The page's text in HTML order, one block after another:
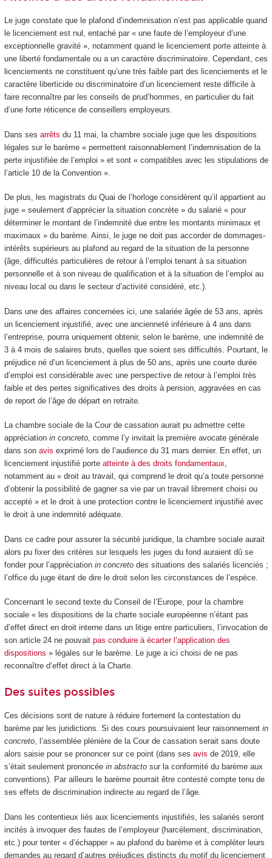
Le juge constate que le plafond d’indemnisation n’est pas applicable quand
le licenciement est nul, entaché par « une faute de l’employeur d’une
exceptionnelle gravité », notamment quand le licenciement porte atteinte à
une liberté fondamentale ou a un caractère discriminatoire. Cependant, ces
licenciements ne constituent qu’une très faible part des licenciements et le
caractère liberticide ou discriminatoire d’un licenciement reste difficile à
faire reconnaître par les conseils de prud’hommes, en particulier du fait
d’une forte réticence de conseillers employeurs.
Dans ses arrêts du 11 mai, la chambre sociale juge que les dispositions
légales sur le barème « permettent raisonnablement l’indemnisation de la
perte injustifiée de l’emploi » et sont « compatibles avec les stipulations de
l’article 10 de la Convention ».
De plus, les magistrats du Quai de l’horloge considèrent qu’il appartient au
juge « seulement d’apprécier la situation concrète » du salarié « pour
déterminer le montant de l’indemnité due entre les montants minimaux et
maximaux » du barème. Ainsi, le juge ne doit pas accorder de dommages-
intérêts supérieurs au plafond au regard de la situation de la personne
(âge, difficultés particulières de retour à l’emploi tenant à sa situation
personnelle et à son niveau de qualification et à la situation de l’emploi au
niveau local ou dans le secteur d’activité considéré, etc.).
Dans une des affaires concernées ici, une salariée âgée de 53 ans, après
un licenciement injustifié, avec une ancienneté inférieure à 4 ans dans
l’entreprise, pourra uniquement obtenir, selon le barème, une indemnité de
3 à 4 mois de salaires bruts, quelles que soient ses difficultés. Pourtant, le
préjudice né d’un licenciement à plus de 50 ans, après une courte durée
d’emploi est considérable avec une perspective de retour à l’emploi très
faible et des pertes significatives des droits à pension, aggravées en cas
de report de l’âge de départ en retraite.
La chambre sociale de la Cour de cassation aurait pu admettre cette
appréciation in concreto, comme l’y invitait la première avocate générale
dans son avis exprimé lors de l’audience du 31 mars dernier. En effet, un
licenciement injustifié porte atteinte à des droits fondamentaux,
notamment au « droit au travail, qui comprend le droit qu’a toute personne
d’obtenir la possibilité de gagner sa vie par un travail librement choisi ou
accepté » et le droit à une protection contre le licenciement injustifié avec
le droit à une indemnité adéquate.
Dans ce cadre pour assurer la sécurité juridique, la chambre sociale aurait
alors pu fixer des critères sur lesquels les juges du fond auraient dû se
fonder pour l’appréciation in concretodes situations des salariés licenciés ;
l’office du juge étant de dire le droit selon les circonstances de l’espèce.
Concernant le second texte du Conseil de l’Europe, pour la chambre
sociale « les dispositions de la charte sociale européenne n’étant pas
d’effet direct en droit interne dans un litige entre particuliers, l’invocation de
son article 24 ne pouvait pas conduire à écarter l’application des
dispositions » légales sur le barème. Le juge a ici choisi de ne pas
reconnaître d’effet direct à la Charte.
Des suites possibles
Ces décisions sont de nature à réduire fortement la contestation du
barème par les juridictions. Si des cours poursuivaient leur raisonnement in
concreto, l’assemblée plénière de la Cour de cassation serait sans doute
alors saisie pour se prononcer sur ce point (dans ses avis de 2019, elle
s’était seulement prononcée in abstractosur la conformité du barème aux
conventions). Par ailleurs le barème pourrait être contesté compte tenu de
ses effets de discrimination indirecte au regard de l’âge.
Dans les contentieux liés aux licenciements injustifiés, les salariés seront
incités à invoquer des fautes de l’employeur (harcèlement, discrimination,
etc.) pour tenter « d’échapper » au plafond du barème et à compléter leurs
demandes au regard d’autres préjudices distincts du motif du licenciement